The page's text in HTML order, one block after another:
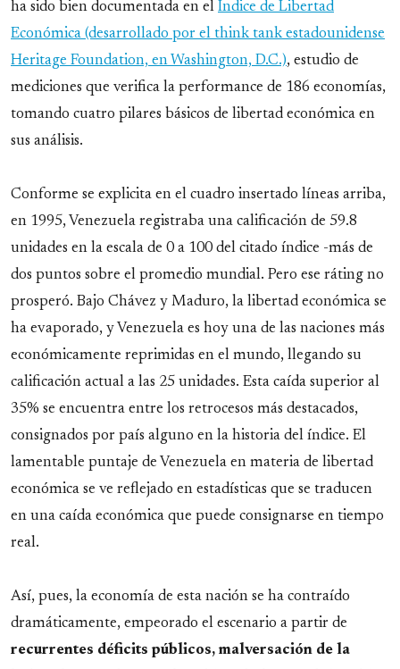
ha sido bien documentada en el Indice de Libertad
Económica (desarrollado por el think tank estadounidense
Heritage Foundation, en Washington, D.C.), estudio de
mediciones que verifica la performance de 186 economías,
tomando cuatro pilares básicos de libertad económica en
sus análisis.
Conforme se explicita en el cuadro insertado líneas arriba,
en 1995, Venezuela registraba una calificación de 59.8
unidades en la escala de 0 a 100 del citado índice -más de
dos puntos sobre el promedio mundial. Pero ese ráting no
prosperó. Bajo Chávez y Maduro, la libertad económica se
ha evaporado, y Venezuela es hoy una de las naciones más
económicamente reprimidas en el mundo, llegando su
calificación actual a las 25 unidades. Esta caída superior al
35% se encuentra entre los retrocesos más destacados,
consignados por país alguno en la historia del índice. El
lamentable puntaje de Venezuela en materia de libertad
económica se ve reflejado en estadísticas que se traducen
en una caída económica que puede consignarse en tiempo
real.
Así, pues, la economía de esta nación se ha contraído
dramáticamente, empeorado el escenario a partir de
recurrentes déficits públicos, malversación de la